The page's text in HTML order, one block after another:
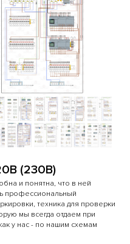
(230В)
и понятна, что в ней
профессиональный
техника для проверки
мы всегда отдаем при
у нас - по нашим схемам